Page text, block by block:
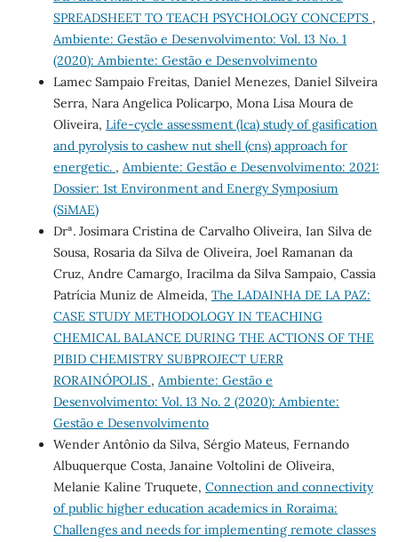
SPREADSHEET TO TEACH PSYCHOLOGY CONCEPTS ,
Ambiente: Gestão e Desenvolvimento: Vol. 13 No. 1
(2020): Ambiente: Gestão e Desenvolvimento
Lamec Sampaio Freitas, Daniel Menezes, Daniel Silveira
Serra, Nara Angelica Policarpo, Mona Lisa Moura de
Oliveira, Life-cycle assessment (lca) study of gasification
and pyrolysis to cashew nut shell (cns) approach for
energetic. , Ambiente: Gestão e Desenvolvimento: 2021:
Dossier: 1st Environment and Energy Symposium
(SiMAE)
Drª. Josimara Cristina de Carvalho Oliveira, Ian Silva de
Sousa, Rosaria da Silva de Oliveira, Joel Ramanan da
Cruz, Andre Camargo, Iracilma da Silva Sampaio, Cassia
Patrícia Muniz de Almeida, The LADAINHA DE LA PAZ:
CASE STUDY METHODOLOGY IN TEACHING
CHEMICAL BALANCE DURING THE ACTIONS OF THE
PIBID CHEMISTRY SUBPROJECT UERR
RORAINÓPOLIS , Ambiente: Gestão e
Desenvolvimento: Vol. 13 No. 2 (2020): Ambiente:
Gestão e Desenvolvimento
Wender Antônio da Silva, Sérgio Mateus, Fernando
Albuquerque Costa, Janaine Voltolini de Oliveira,
Melanie Kaline Truquete, Connection and connectivity
of public higher education academics in Roraima:
Challenges and needs for implementing remote classes